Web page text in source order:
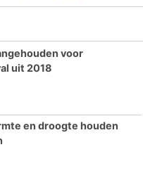
voor
uit 2018
en droogte houden